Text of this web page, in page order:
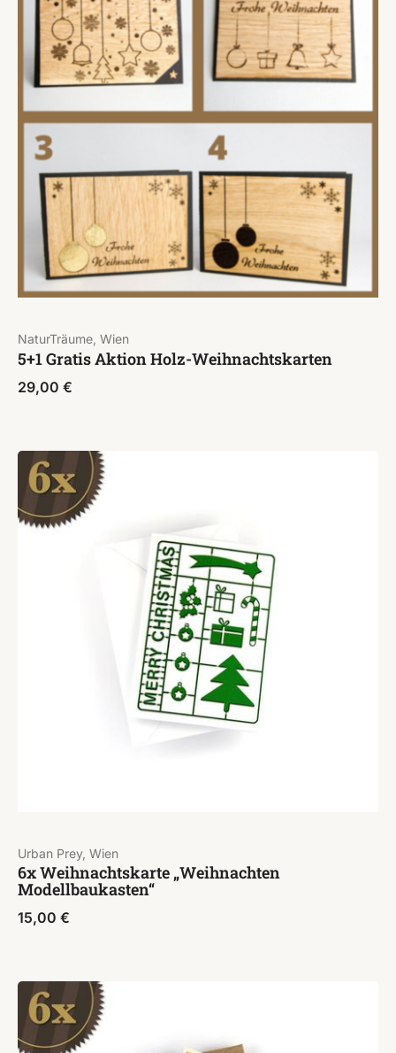
NaturTräume, Wien
5+1 Gratis Aktion Holz-Weihnachtskarten
29,00 €
Urban Prey, Wien
6x Weihnachtskarte „Weihnachten
Modellbaukasten“
15,00 €